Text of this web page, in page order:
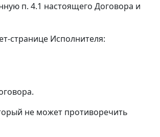
п. 4.1 настоящего Договора и
странице Исполнителя:
не может противоречить